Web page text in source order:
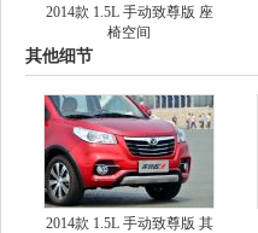
2014款 1.5L 手动致尊版 座
椅空间
其他细节
2014款 1.5L 手动致尊版 其